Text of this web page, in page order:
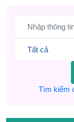
Tìm kiếm